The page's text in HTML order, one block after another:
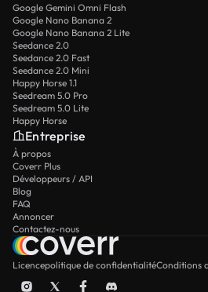
Google Gemini Omni Flash
Google Nano Banana 2
Google Nano Banana 2 Lite
Seedance 2.0
Seedance 2.0 Fast
Seedance 2.0 Mini
Happy Horse 1.1
Seedream 5.0 Pro
Seedream 5.0 Lite
Happy Horse
Entreprise
À propos
Coverr Plus
Développeurs / API
Blog
FAQ
Annoncer
Contactez-nous
Licencepolitique de confidentialitéConditions